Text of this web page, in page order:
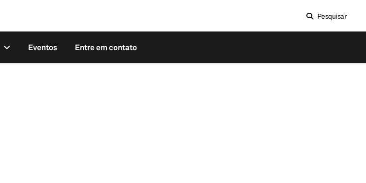
Pesquisar
Eventos Entre em contato